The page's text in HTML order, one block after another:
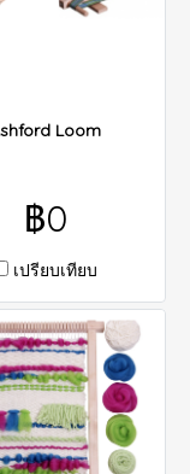
Loom
฿0
เปรียบเทียบ